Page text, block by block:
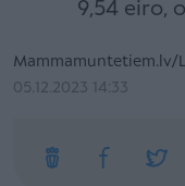
9,54 eiro,
Mammamuntetiem.lv/
05.12.2023 14:33